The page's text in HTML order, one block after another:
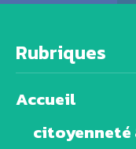
Rubriques
Accueil
citoyenneté